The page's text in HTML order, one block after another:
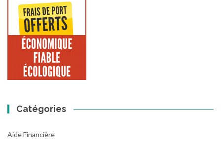
Catégories
Aide Financière